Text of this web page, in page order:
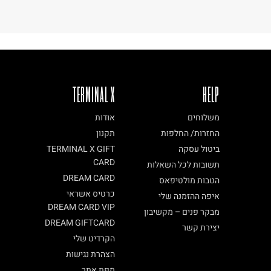
TERMINAL X
אודות
תקנון
TERMINAL X GIFT
CARD
DREAM CARD
כרטיס אשראי
DREAM CARD VIP
DREAM GIFTCARD
הקרדיט שלי
הצהרת נגישות
HELP
משלוחים
החזרות/ החלפות
ביטול עסקה
תשובות לכל השאלות
הטבות מולטיפאס
איפה ההזמנה שלי
מבקר פנים – מקשיבון
יצירת קשר